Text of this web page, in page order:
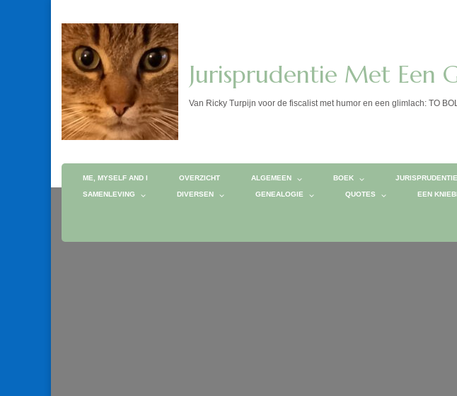
Jurisprudentie Met Een
Van Ricky Turpijn voor de fiscalist met humor en een glimlach: TO
ME, MYSELF AND I OVERZICHT ALGEMEEN BOEK JURISPRUDENTIE
SAMENLEVING DIVERSEN GENEALOGIE QUOTES EEN